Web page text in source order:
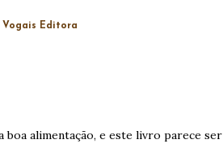
Vogais Editora
boa alimentação, e este livro parece ser